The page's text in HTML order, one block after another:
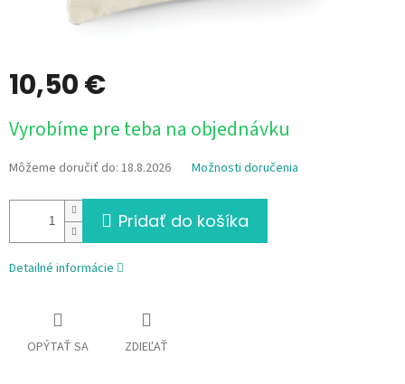
10,50 €
cena:
Vyrobíme pre teba na objednávku
Môžeme doručiť do: 18.8.2026 Možnosti doručenia
Pridať do košíka
Detailné informácie
OPÝTAŤ SA ZDIEĽAŤ